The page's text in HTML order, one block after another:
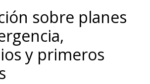
sobre planes
y primeros